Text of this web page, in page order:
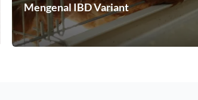
Mengenal IBD Variant